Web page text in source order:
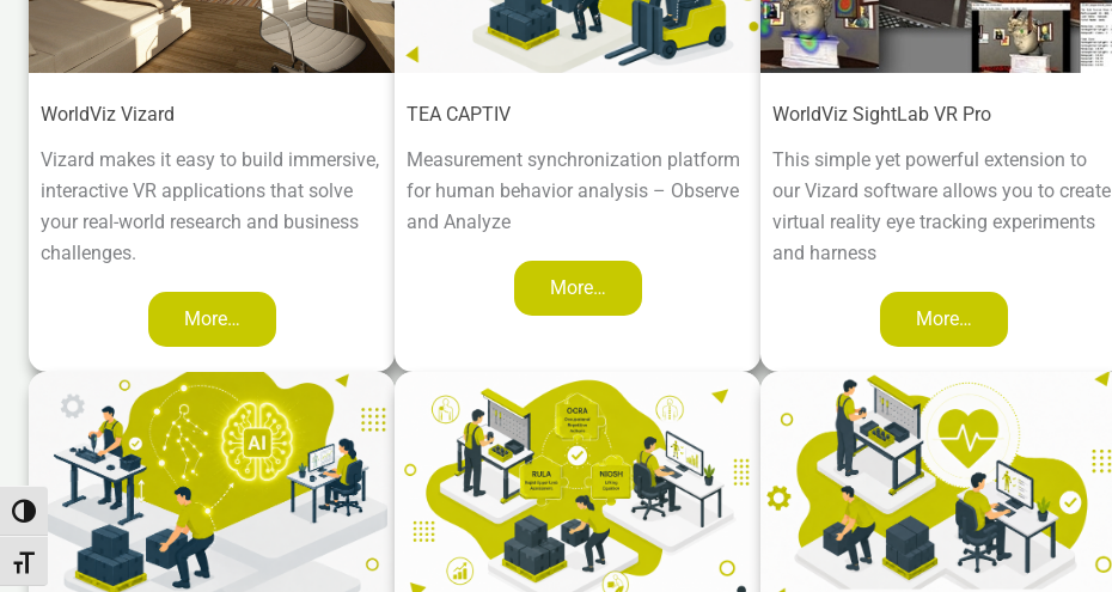
Umschalten auf hohe Kontraste
Schrift vergrößern
WorldViz Vizard
Vizard makes it easy to build immersive,
interactive VR applications that solve
your real-world research and business
challenges.
More…
TEA CAPTIV
Measurement synchronization platform
for human behavior analysis – Observe
and Analyze
More…
WorldViz SightLab VR Pro
This simple yet powerful extension to
our Vizard software allows you to create
virtual reality eye tracking experiments
and harness
More…